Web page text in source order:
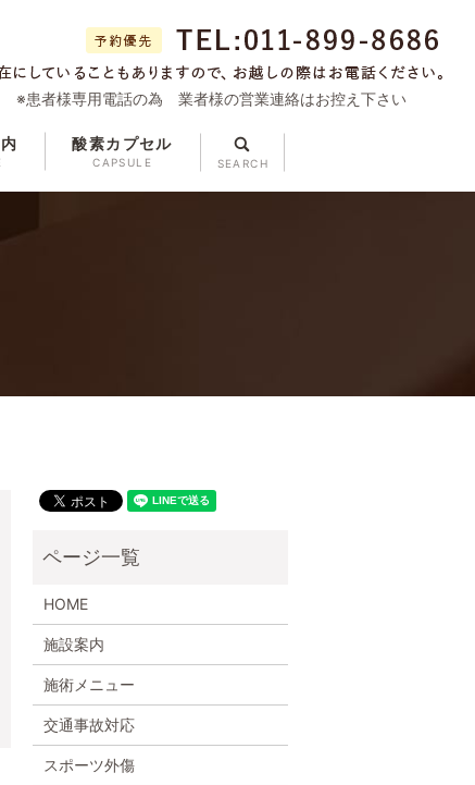
酸素カプセル
CAPSULE
search
※患者様専用電話の為 業者様の営業連絡はお控え下さい
HOME
施設案内
施術メニュー
交通事故対応
スポーツ外傷